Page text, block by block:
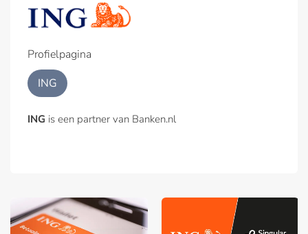
Profielpagina
ING
ING is een partner van Banken.nl